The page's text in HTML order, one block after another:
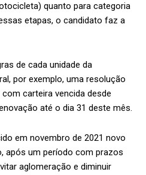
quanto para categoria
etapas, o candidato faz a
de cada unidade da
por exemplo, uma resolução
carteira vencida desde
até o dia 31 deste mês.
em novembro de 2021 novo
após um período com prazos
aglomeração e diminuir